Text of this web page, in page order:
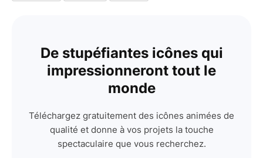
De stupéfiantes icônes qui
impressionneront tout le
monde
Téléchargez gratuitement des icônes animées de
qualité et donne à vos projets la touche
spectaculaire que vous recherchez.